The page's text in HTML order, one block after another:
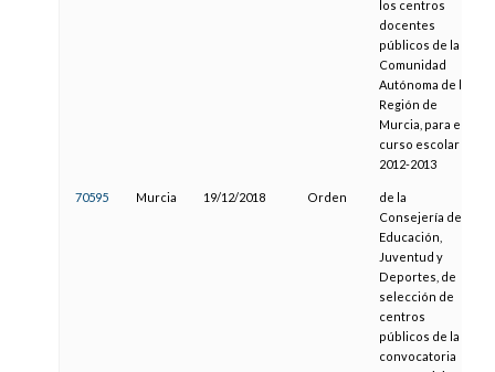
los centros
docentes
públicos de la
Comunidad
Autónoma de la
Región de
Murcia, para el
curso escolar
2012-2013
70595 Murcia 19/12/2018 Orden
de la
Consejería de
Educación,
Juventud y
Deportes, de
selección de
centros
públicos de la
convocatoria